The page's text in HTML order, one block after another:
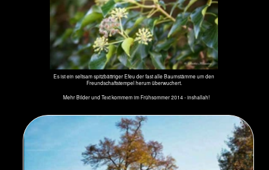
Das Naturdenkmal ND 35: Die schöne und kerngesunde Flatter-Ulme
auf dem Hof einer Kindertagesstätte an der Geschwister-Scholl-
Sraße an der Südseite des Parks von Sanssouci.
Bäume in Mittelamerika siehehier
> Rosskastanien
< Ginko